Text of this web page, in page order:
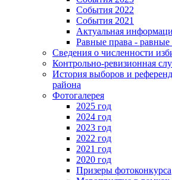
События 2022
События 2021
Актуальная
Равные права -
Сведения о численности
Контрольно-ревизионная
История выборов и
района
Фотогалерея
2025 год
2024 год
2023 год
2022 год
2021 год
2020 год
Призеры фотоконкурса